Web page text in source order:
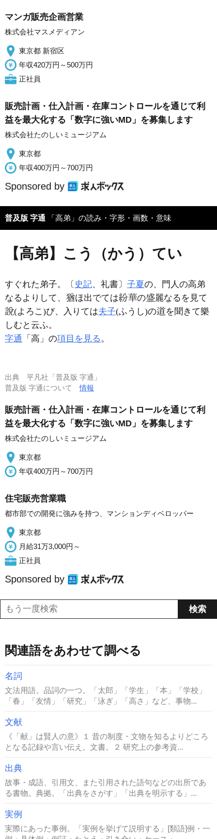
マンガ販売企画営業
株式会社マスメディアン
東京都 新宿区
年収420万円～500万円
正社員
販売計画・仕入計画・在庫コントロールを通じて利
益を最大化する「数字に強いMD」を募集します
株式会社たのしいミュージアム
東京都
年収400万円～700万円
Sponsored by
普及版 字通 「高弟」の読み・字形・画数・意味
【高弟】こう（かう）てい
すぐれた弟子。〔 史記、礼書〕 子夏の、門人の高弟
なるよりして、
ほ出でては の
麗なるを見て
(よろこ)び、入りては夫子(ふうし)の
を聞きて樂
しむと云ふ。
字通 「高」の項目を見る。
出典 平凡社「普及版 字通」
普及版 字通について情報
販売計画・仕入計画・在庫コントロールを通じて利
益を最大化する「数字に強いMD」を募集します
株式会社たのしいミュージアム
東京都
年収400万円～700万円
住宅販売営業職
都市部での開発に強みを持つ、マンションディベロッパー
東京都
月給31万3,000円～
正社員
Sponsored by
関連語をあわせて調べる
名詞
文法用語。品詞の一つ。「太郎」「学生」「本」「学校」
「春」「友情」「研究」「泳ぎ」「高さ」など、事物...
文献
《「献」は賢人の意》１ 昔の制度・文物を知るよりどころ
となる記録や言い伝え。文書。２ 研究上の参考資...
出典
故事・成語、引用文、また引用された語句などの出所であ
る書物。典拠。「出典をさがす」「出典を明示する」...
実例
実際にあった事例。「実例を挙げて説明する」[類語]例・一